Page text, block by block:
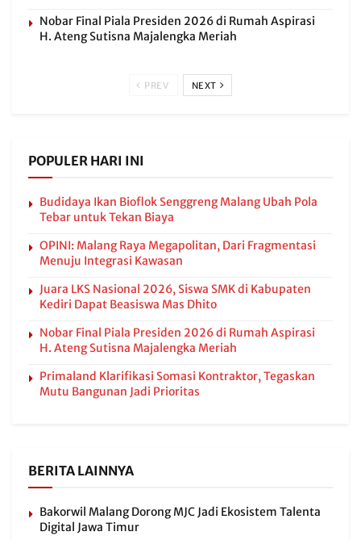
Nobar Final Piala Presiden 2026 di Rumah Aspirasi
H. Ateng Sutisna Majalengka Meriah
PREV NEXT
POPULER HARI INI
Budidaya Ikan Bioflok Senggreng Malang Ubah Pola
Tebar untuk Tekan Biaya
OPINI: Malang Raya Megapolitan, Dari Fragmentasi
Menuju Integrasi Kawasan
Juara LKS Nasional 2026, Siswa SMK di Kabupaten
Kediri Dapat Beasiswa Mas Dhito
Nobar Final Piala Presiden 2026 di Rumah Aspirasi
H. Ateng Sutisna Majalengka Meriah
Primaland Klarifikasi Somasi Kontraktor, Tegaskan
Mutu Bangunan Jadi Prioritas
BERITA LAINNYA
Bakorwil Malang Dorong MJC Jadi Ekosistem Talenta
Digital Jawa Timur